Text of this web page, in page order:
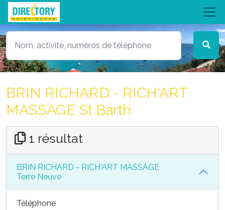
BRIN RICHARD - RICH'ART
MASSAGE St Barth
1 résultat
BRIN RICHARD - RICH'ART MASSAGE
Terre Neuve
Téléphone